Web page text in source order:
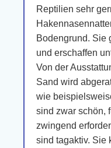
Reptilien sehr
Bodengrund. Sie
und erschaffen
Von der
Sand wird
wie
sind zwar schön,
zwingend
sind tagaktiv. Sie